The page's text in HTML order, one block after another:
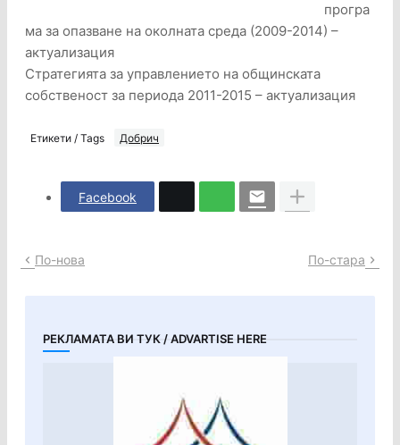
програ
ма за опазване на околната среда (2009-2014) –
актуализация
Стратегията за управлението на общинската
собственост за периода 2011-2015 – актуализация
Етикети / Tags Добрич
Facebook
По-нова По-стара
РЕКЛАМАТА ВИ ТУК / ADVARTISE HERE